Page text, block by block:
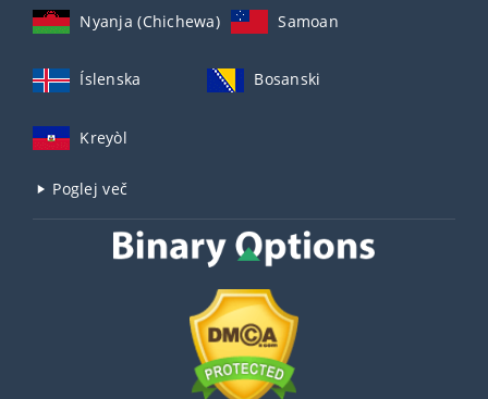
Nyanja (Chichewa) Samoan
Íslenska Bosanski
Kreyòl
Poglej več